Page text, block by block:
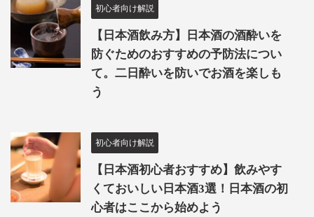
初心者向け解説
【日本酒飲み方】日本酒の酒酔いを
防ぐためのおすすめの予防法につい
て。二日酔いを防いでお酒を楽しも
う
初心者向け解説
【日本酒初心者おすすめ】飲みやす
くておいしい日本酒3選！日本酒の初
心者はここから始めよう